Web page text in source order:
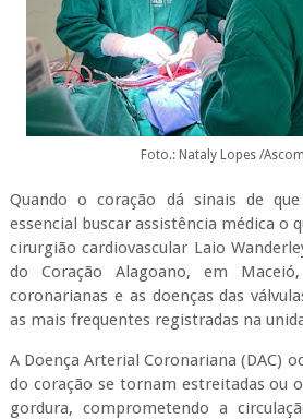
Foto.: Nataly Lopes /
Quando o coração dá sinais de
essencial buscar assistência médica o
cirurgião cardiovascular Laio
do Coração Alagoano, em
coronarianas e as doenças das
as mais frequentes registradas na
A Doença Arterial Coronariana (DAC)
do coração se tornam estreitadas ou
gordura, comprometendo a